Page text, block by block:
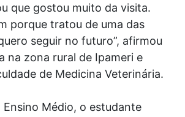
que gostou muito da visita.
porque tratou de uma das
seguir no futuro”, afirmou
na zona rural de Ipameri e
de Medicina Veterinária.
Ensino Médio, o estudante